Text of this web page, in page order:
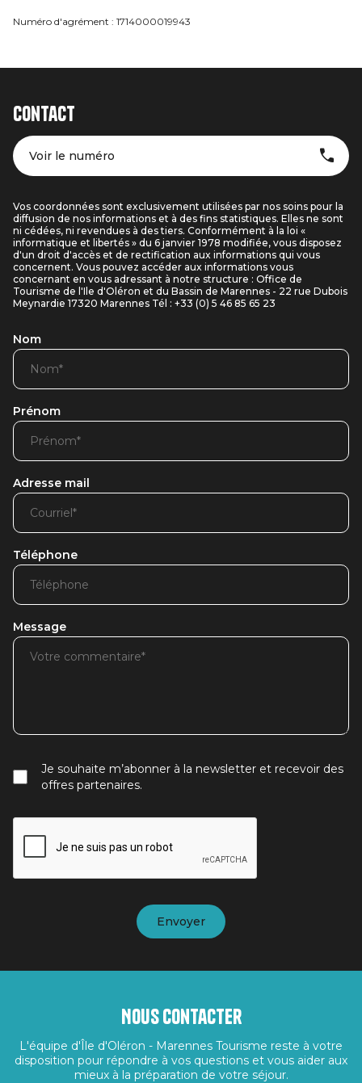
Numéro d'agrément : 1714000019943
Contact
Voir le numéro
Vos coordonnées sont exclusivement utilisées par nos soins pour la
diffusion de nos informations et à des fins statistiques. Elles ne sont
ni cédées, ni revendues à des tiers. Conformément à la loi «
informatique et libertés » du 6 janvier 1978 modifiée, vous disposez
d'un droit d'accès et de rectification aux informations qui vous
concernent. Vous pouvez accéder aux informations vous
concernant en vous adressant à notre structure : Office de
Tourisme de l'Ile d'Oléron et du Bassin de Marennes - 22 rue Dubois
Meynardie 17320 Marennes Tél : +33 (0) 5 46 85 65 23
Nom
Prénom
Adresse mail
Téléphone
Message
Je souhaite m’abonner à la newsletter et recevoir des
offres partenaires.
Nous contacter
L'équipe d'Île d'Oléron - Marennes Tourisme reste à votre
disposition pour répondre à vos questions et vous aider aux
mieux à la préparation de votre séjour.